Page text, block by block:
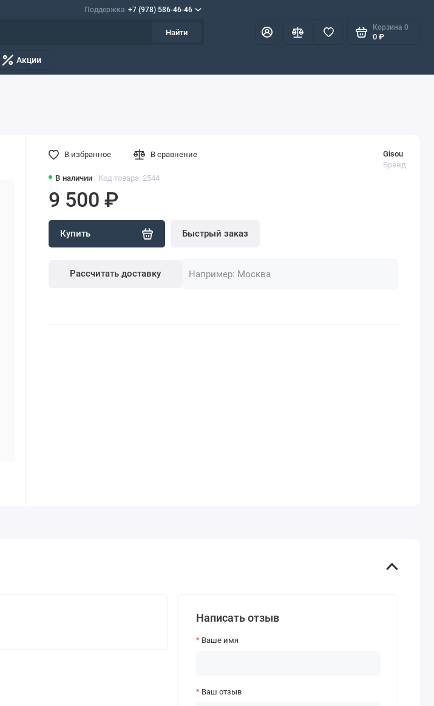
Поддержка +7 (978) 586-46-46
Найти
Корзина 0
0 ₽
Акции
В наличии Код товара: 2544
Gisou
Бренд
9 500 ₽
Купить Быстрый заказ
Рассчитать доставку
В избранное В сравнение
Написать отзыв
Ваше имя
Ваш отзыв